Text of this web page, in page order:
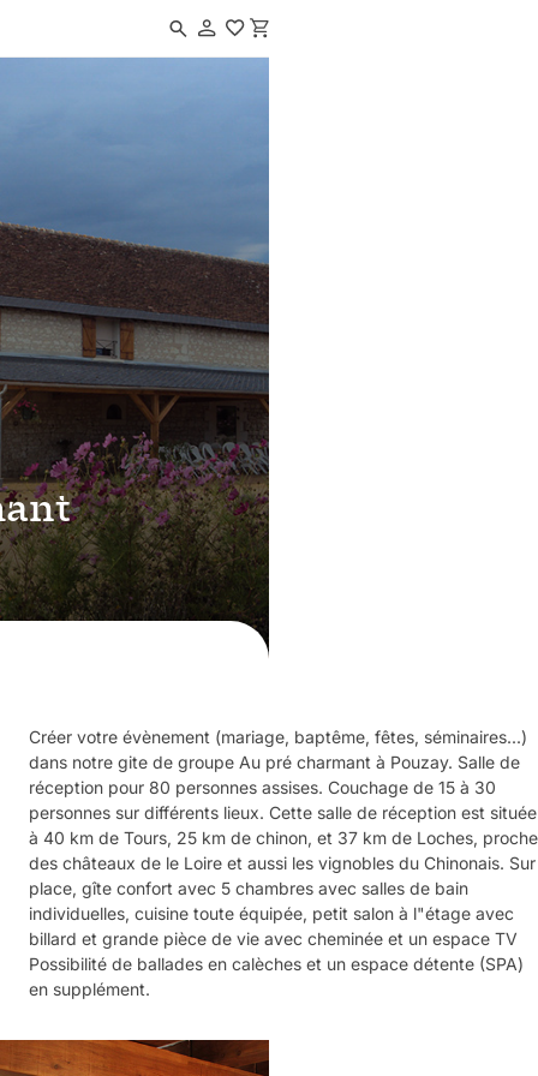
Créer votre évènement (mariage, baptême, fêtes, séminaires...)
dans notre gite de groupe Au pré charmant à Pouzay. Salle de
réception pour 80 personnes assises. Couchage de 15 à 30
personnes sur différents lieux. Cette salle de réception est située
à 40 km de Tours, 25 km de chinon, et 37 km de Loches, proche
des châteaux de le Loire et aussi les vignobles du Chinonais. Sur
place, gîte confort avec 5 chambres avec salles de bain
individuelles, cuisine toute équipée, petit salon à l"étage avec
billard et grande pièce de vie avec cheminée et un espace TV
Possibilité de ballades en calèches et un espace détente (SPA)
en supplément.